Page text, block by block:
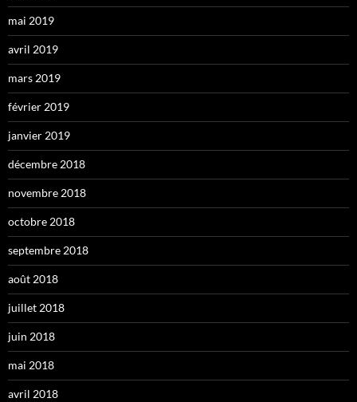
mai 2019
avril 2019
mars 2019
février 2019
janvier 2019
décembre 2018
novembre 2018
octobre 2018
septembre 2018
août 2018
juillet 2018
juin 2018
mai 2018
avril 2018